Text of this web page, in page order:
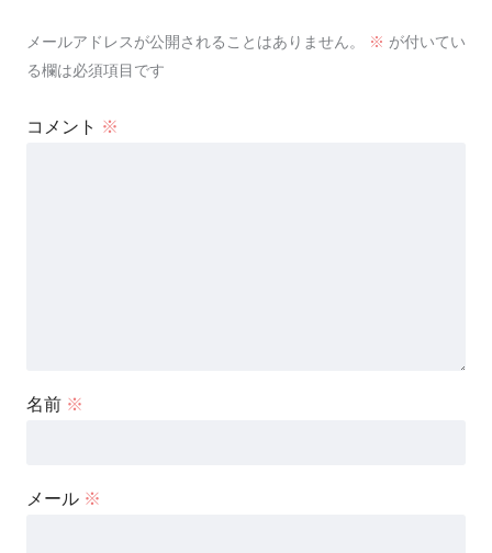
メールアドレスが公開されることはありません。 ※ が付いてい
る欄は必須項目です
コメント ※
名前 ※
メール ※